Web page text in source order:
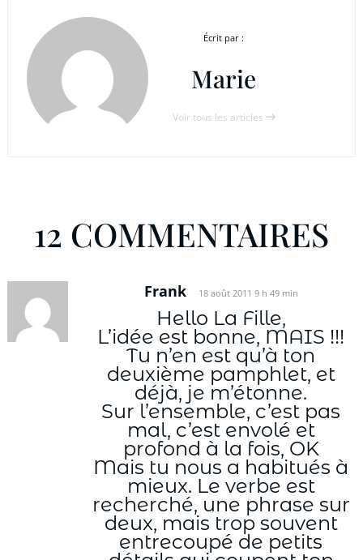
Écrit par :
Marie
Voir tous les articles
12 COMMENTAIRES
Frank 18 août 2011 9 h 49 min
Hello La Fille,
L’idée est bonne, MAIS !!!
Tu n’en est qu’à ton
deuxième pamphlet, et
déjà, je m’étonne.
Sur l’ensemble, c’est pas
mal, c’est envolé et
profond à la fois, OK
Mais tu nous a habitués à
mieux. Le verbe est
recherché, une phrase sur
deux, mais trop souvent
entrecoupé de petits